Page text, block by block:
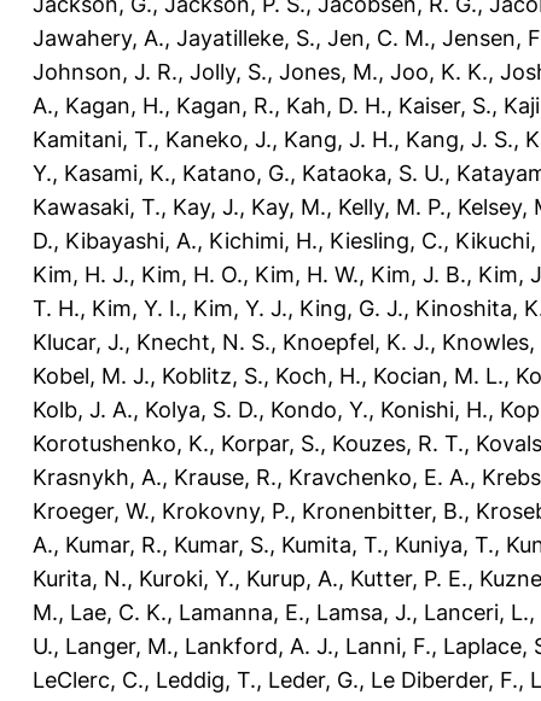
Jawahery, A., Jayatilleke, S., Jen, C. M., Jensen,
Johnson, J. R., Jolly, S., Jones, M., Joo, K. K.,
A., Kagan, H., Kagan, R., Kah, D. H., Kaiser, S.,
Kamitani, T., Kaneko, J., Kang, J. H., Kang, J. S.,
Y., Kasami, K., Katano, G., Kataoka, S. U.,
Kawasaki, T., Kay, J., Kay, M., Kelly, M. P., Kelsey,
D., Kibayashi, A., Kichimi, H., Kiesling, C., Kikuchi,
Kim, H. J., Kim, H. O., Kim, H. W., Kim, J. B., Kim,
T. H., Kim, Y. I., Kim, Y. J., King, G. J., Kinoshita,
Klucar, J., Knecht, N. S., Knoepfel, K. J., Knowles,
Kobel, M. J., Koblitz, S., Koch, H., Kocian, M. L.,
Kolb, J. A., Kolya, S. D., Kondo, Y., Konishi, H.,
Korotushenko, K., Korpar, S., Kouzes, R. T.,
Krasnykh, A., Krause, R., Kravchenko, E. A.,
Kroeger, W., Krokovny, P., Kronenbitter, B.,
A., Kumar, R., Kumar, S., Kumita, T., Kuniya, T.,
Kurita, N., Kuroki, Y., Kurup, A., Kutter, P. E.,
M., Lae, C. K., Lamanna, E., Lamsa, J., Lanceri, L.,
U., Langer, M., Lankford, A. J., Lanni, F., Laplace,
LeClerc, C., Leddig, T., Leder, G., Le Diberder, F.,